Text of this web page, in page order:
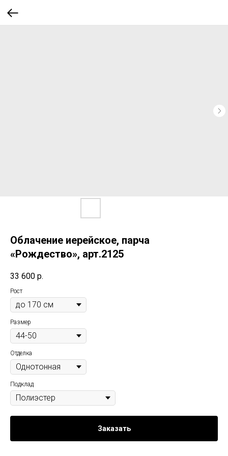
Облачение иерейское, парча
«Рождество», арт.2125
33 600 р.
Рост
Размер
Отделка
Подклад
Заказать